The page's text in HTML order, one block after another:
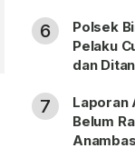
6
Polsek
Pelaku
dan
7
Laporan
Belum